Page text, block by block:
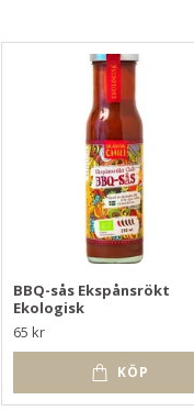
BBQ-sås Ekspånsrökt
Ekologisk
65 kr
KÖP